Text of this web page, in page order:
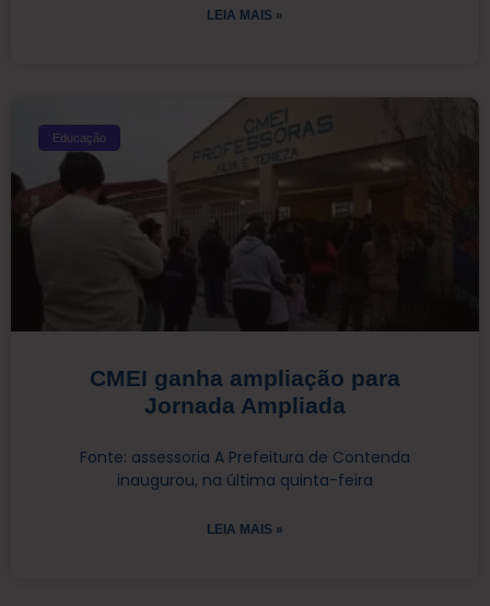
LEIA MAIS »
Educação
CMEI ganha ampliação para
Jornada Ampliada
Fonte: assessoria A Prefeitura de Contenda
inaugurou, na última quinta-feira
LEIA MAIS »